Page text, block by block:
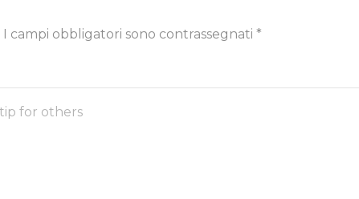
I campi obbligatori sono contrassegnati *